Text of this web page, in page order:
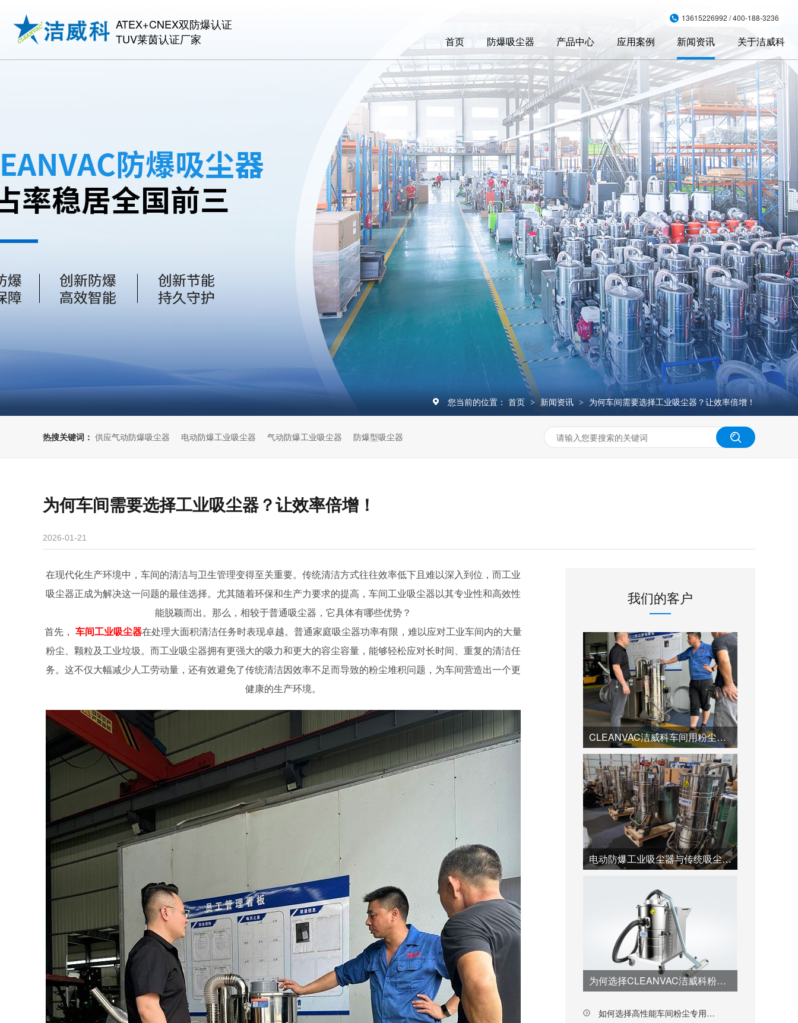
13615226992 / 400-188-3236
ATEX+CNEX双防爆认证
TUV莱茵认证厂家
首页 防爆吸尘器 产品中心 应用案例 新闻资讯 关于洁威科
您当前的位置： 首页 > 新闻资讯 > 为何车间需要选择工业吸尘器？让效率倍增！
热搜关键词： 供应气动防爆吸尘器 电动防爆工业吸尘器 气动防爆工业吸尘器 防爆型吸尘器
为何车间需要选择工业吸尘器？让效率倍增！
2026-01-21
在现代化生产环境中，车间的清洁与卫生管理变得至关重要。传统清洁方式往往效率低下且难以深入到位，而工业
吸尘器正成为解决这一问题的最佳选择。尤其随着环保和生产力要求的提高，车间工业吸尘器以其专业性和高效性
能脱颖而出。那么，相较于普通吸尘器，它具体有哪些优势？
首先， 车间工业吸尘器在处理大面积清洁任务时表现卓越。普通家庭吸尘器功率有限，难以应对工业车间内的大量
粉尘、颗粒及工业垃圾。而工业吸尘器拥有更强大的吸力和更大的容尘容量，能够轻松应对长时间、重复的清洁任
务。这不仅大幅减少人工劳动量，还有效避免了传统清洁因效率不足而导致的粉尘堆积问题，为车间营造出一个更
健康的生产环境。
我们的客户
CLEANVAC洁威科车间用粉尘吸尘器究竟有多高效？
电动防爆工业吸尘器与传统吸尘器的优劣对比
为何选择CLEANVAC洁威科粉尘防爆工业吸尘器？
如何选择高性能车间粉尘专用工业吸尘器？